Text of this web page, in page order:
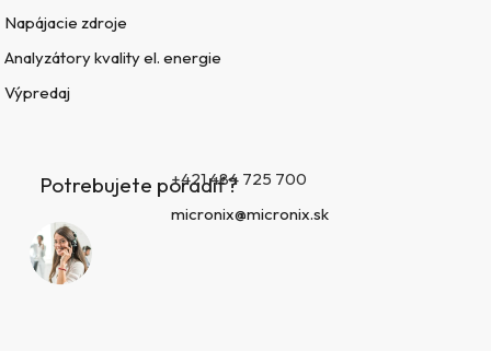
Napájacie zdroje
Analyzátory kvality el. energie
Výpredaj
Potrebujete poradiť?+421 484 725 700
micronix@micronix.sk